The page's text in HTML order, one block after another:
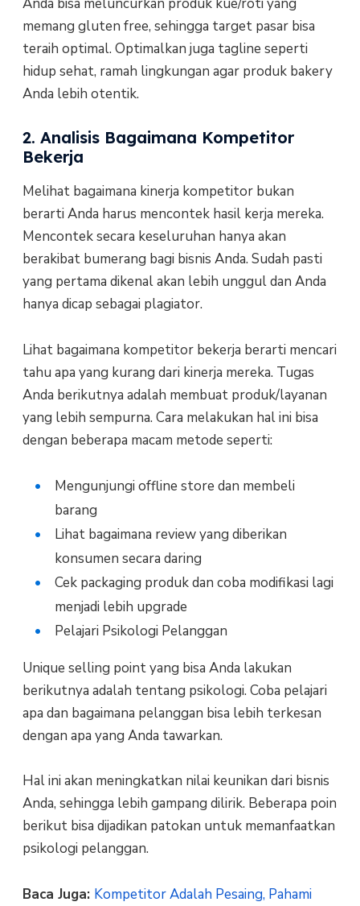
Anda bisa meluncurkan produk kue/roti yang
memang gluten free, sehingga target pasar bisa
teraih optimal. Optimalkan juga tagline seperti
hidup sehat, ramah lingkungan agar produk bakery
Anda lebih otentik.
2. Analisis Bagaimana Kompetitor
Bekerja
Melihat bagaimana kinerja kompetitor bukan
berarti Anda harus mencontek hasil kerja mereka.
Mencontek secara keseluruhan hanya akan
berakibat bumerang bagi bisnis Anda. Sudah pasti
yang pertama dikenal akan lebih unggul dan Anda
hanya dicap sebagai plagiator.
Lihat bagaimana kompetitor bekerja berarti mencari
tahu apa yang kurang dari kinerja mereka. Tugas
Anda berikutnya adalah membuat produk/layanan
yang lebih sempurna. Cara melakukan hal ini bisa
dengan beberapa macam metode seperti:
Mengunjungi offline store dan membeli
barang
Lihat bagaimana review yang diberikan
konsumen secara daring
Cek packaging produk dan coba modifikasi lagi
menjadi lebih upgrade
Pelajari Psikologi Pelanggan
Unique selling point yang bisa Anda lakukan
berikutnya adalah tentang psikologi. Coba pelajari
apa dan bagaimana pelanggan bisa lebih terkesan
dengan apa yang Anda tawarkan.
Hal ini akan meningkatkan nilai keunikan dari bisnis
Anda, sehingga lebih gampang dilirik. Beberapa poin
berikut bisa dijadikan patokan untuk memanfaatkan
psikologi pelanggan.
Baca Juga: Kompetitor Adalah Pesaing, Pahami